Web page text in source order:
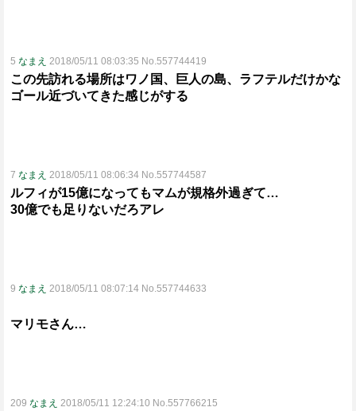
5 なまえ 2018/05/11 08:03:35 No.557744419
この先訪れる場所はワノ国、巨人の島、ラフテルだけかな
ゴール近づいてきた感じがする
7 なまえ 2018/05/11 08:06:34 No.557744587
ルフィが15億になってもマムが規格外過ぎて…
30億でも足りないだろアレ
9 なまえ 2018/05/11 08:07:14 No.557744633
マリモさん…
209 なまえ 2018/05/11 12:24:10 No.557766215